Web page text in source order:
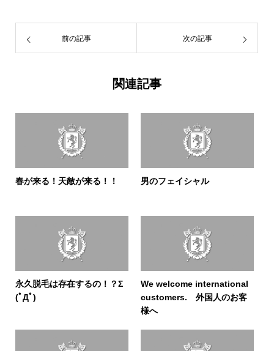
前の記事 次の記事
関連記事
春が来る！天敵が来る！！ 男のフェイシャル
永久脱毛は存在するの！？Σ
(ﾟДﾟ)
We welcome international
customers. 外国人のお客
様へ